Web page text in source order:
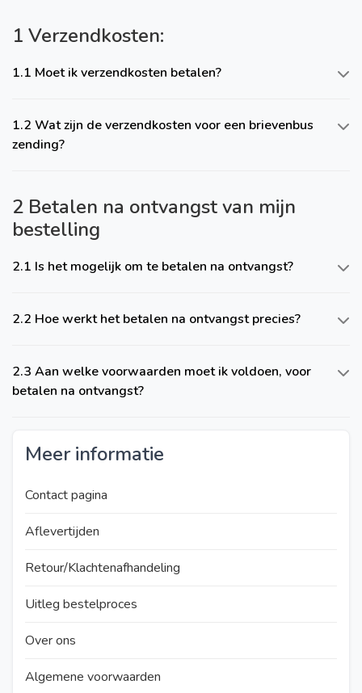
1 Verzendkosten:
1.1 Moet ik verzendkosten betalen?
1.2 Wat zijn de verzendkosten voor een brievenbus
zending?
2 Betalen na ontvangst van mijn
bestelling
2.1 Is het mogelijk om te betalen na ontvangst?
2.2 Hoe werkt het betalen na ontvangst precies?
2.3 Aan welke voorwaarden moet ik voldoen, voor
betalen na ontvangst?
Meer informatie
Contact pagina
Aflevertijden
Retour/Klachtenafhandeling
Uitleg bestelproces
Over ons
Algemene voorwaarden